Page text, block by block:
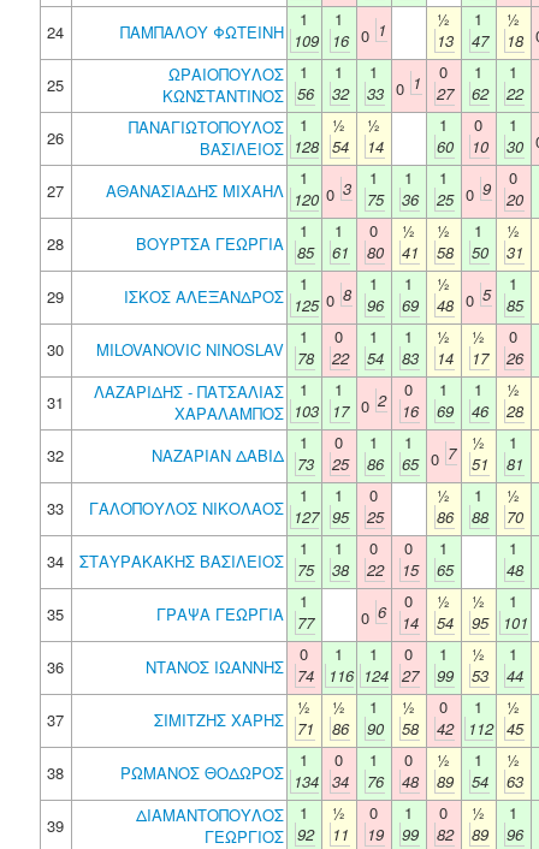
24 ΠΑΜΠΑΛΟΥ ΦΩΤΕΙΝΗ
1
109
1
16 0 1
½
13
1
47
½
18
25
ΩΡΑΙΟΠΟΥΛΟΣ
ΚΩΝΣΤΑΝΤΙΝΟΣ
1
56
1
32
1
33 0 1
0
27
1
62
1
22
26
ΠΑΝΑΓΙΩΤΟΠΟΥΛΟΣ
ΒΑΣΙΛΕΙΟΣ
1
128
½
54
½
14
1
60
0
10
1
30
27 ΑΘΑΝΑΣΙΑΔΗΣ ΜΙΧΑΗΛ
1
120 0 3
1
75
1
36
1
25 0 9
0
20
28
ΒΟΥΡΤΣΑ ΓΕΩΡΓΙΑ
1
85
1
61
0
80
½
41
½
58
1
50
½
31
29
ΙΣΚΟΣ ΑΛΕΞΑΝΔΡΟΣ
1
125 0 8
1
96
1
69
½
48 0 5
1
85
30
MILOVANOVIC NINOSLAV
1
78
0
22
1
54
1
83
½
14
½
17
0
26
31
ΛΑΖΑΡΙΔΗΣ - ΠΑΤΣΑΛΙΑΣ
ΧΑΡΑΛΑΜΠΟΣ
1
103
1
17 0 2
0
16
1
69
1
46
½
28
32
ΝΑΖΑΡΙΑΝ ΔΑΒΙΔ
1
73
0
25
1
86
1
65 0 7
½
51
1
81
33
ΓΑΛΟΠΟΥΛΟΣ ΝΙΚΟΛΑΟΣ
1
127
1
95
0
25
½
86
1
88
½
70
34
ΣΤΑΥΡΑΚΑΚΗΣ ΒΑΣΙΛΕΙΟΣ
1
75
1
38
0
22
0
15
1
65
1
48
35
ΓΡΑΨΑ ΓΕΩΡΓΙΑ
1
77
0 6
0
14
½
54
½
95
1
101
36
ΝΤΑΝΟΣ ΙΩΑΝΝΗΣ
0
74
1
116
1
124
0
27
1
99
½
53
1
44
37
ΣΙΜΙΤΖΗΣ ΧΑΡΗΣ
½
71
½
86
1
90
½
58
0
42
1
112
½
45
38
ΡΩΜΑΝΟΣ ΘΟΔΩΡΟΣ
1
134
0
34
1
76
0
48
½
89
1
54
½
63
39
ΔΙΑΜΑΝΤΟΠΟΥΛΟΣ
ΓΕΩΡΓΙΟΣ
1
92
½
11
0
19
1
99
0
82
½
89
1
96